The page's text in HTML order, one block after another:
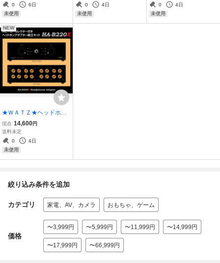
0
6日
未使用
0
4日
未使用
0
4日
未使用
NEW
★ＷＡＴＺ★ヘッドホン
アダプター組立キット H
A-B220X ..
現在 14,600円
送料未定
0
4日
未使用
絞り込み条件を追加
カテゴリ 家電、AV、カメラ おもちゃ、ゲーム
価格
〜3,999円 〜5,999円 〜11,999円 〜14,999円
〜17,999円 〜66,999円